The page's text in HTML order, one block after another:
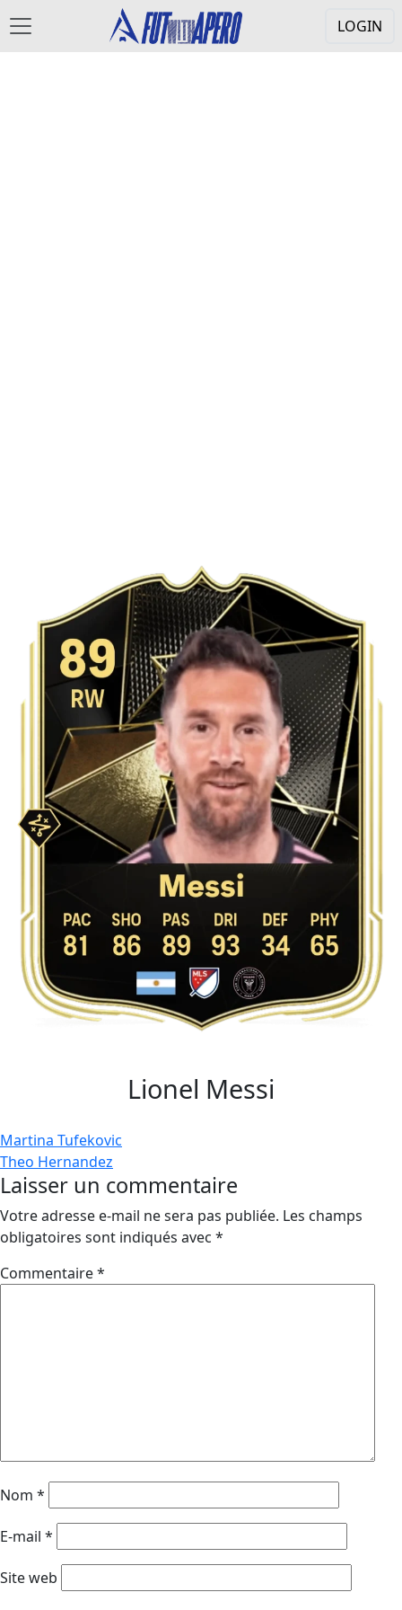
LOGIN
Lionel Messi
Navigation
de
l’article
Martina Tufekovic
Theo Hernandez
Laisser un commentaire
Votre adresse e-mail ne sera pas publiée. Les champs
obligatoires sont indiqués avec *
Commentaire*
Nom *
E-mail *
Site web